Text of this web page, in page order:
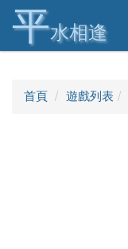
平水相逢
首頁 遊戲列表